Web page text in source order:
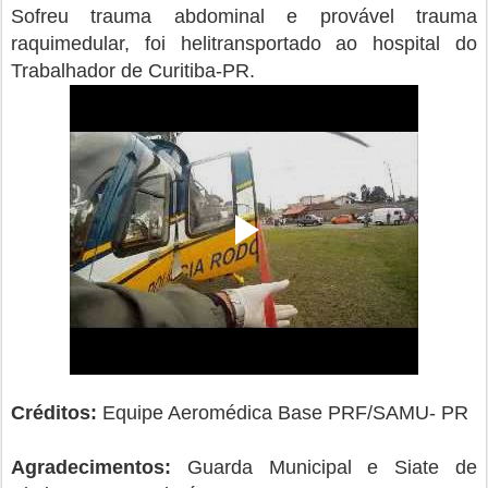
Sofreu trauma abdominal e provável trauma
raquimedular, foi helitransportado ao hospital do
Trabalhador de Curitiba-PR.
Créditos: Equipe Aeromédica Base PRF/SAMU- PR
Agradecimentos: Guarda Municipal e Siate de